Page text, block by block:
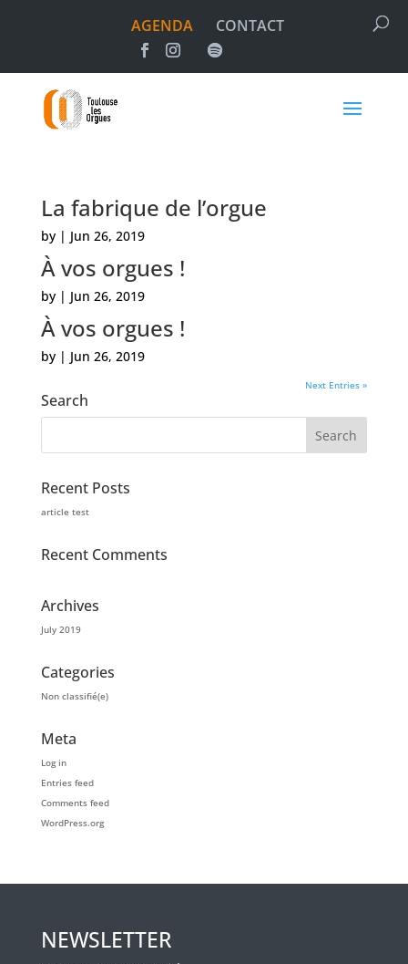
AGENDA CONTACT
La fabrique de l’orgue
by | Jun 26, 2019
À vos orgues !
by | Jun 26, 2019
À vos orgues !
by | Jun 26, 2019
Next Entries »
Search
Recent Posts
article test
Recent Comments
Archives
July 2019
Categories
Non classifié(e)
Meta
Log in
Entries feed
Comments feed
WordPress.org
NEWSLETTER